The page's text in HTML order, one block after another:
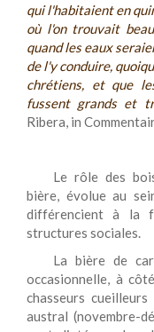
qui l'habitaient en
où l'on trouvait
quand les eaux
de l'y conduire,
chrétiens, et que
fussent grands et
Ribera, in
Le rôle des
bière, évolue au
différencient à la
structures sociales.
La bière de
occasionnelle, à
chasseurs
austral (novembre-